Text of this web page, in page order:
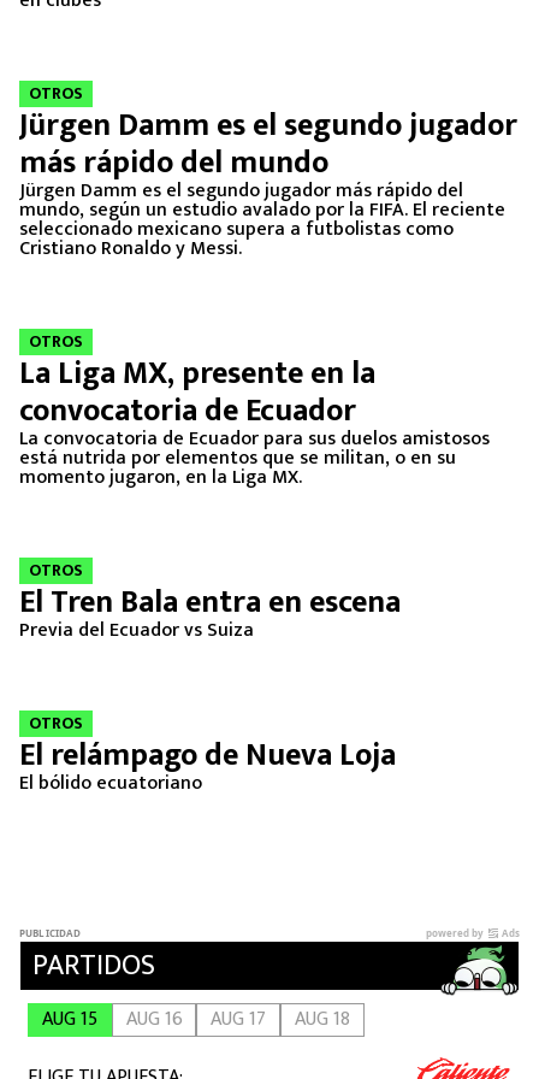
OTROS
Jürgen Damm es el segundo jugador
más rápido del mundo
Jürgen Damm es el segundo jugador más rápido del
mundo, según un estudio avalado por la FIFA. El reciente
seleccionado mexicano supera a futbolistas como
Cristiano Ronaldo y Messi.
OTROS
La Liga MX, presente en la
convocatoria de Ecuador
La convocatoria de Ecuador para sus duelos amistosos
está nutrida por elementos que se militan, o en su
momento jugaron, en la Liga MX.
OTROS
El Tren Bala entra en escena
Previa del Ecuador vs Suiza
OTROS
El relámpago de Nueva Loja
El bólido ecuatoriano